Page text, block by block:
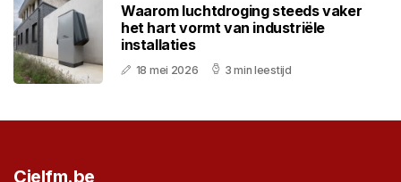
Waarom luchtdroging steeds vaker
het hart vormt van industriële
installaties
18 mei 2026 3 min leestijd
Cielfm.be